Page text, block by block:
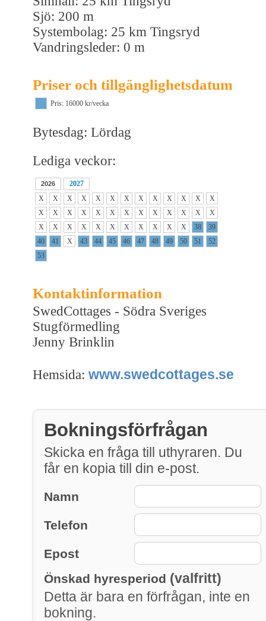
Sjö: 200 m
Systembolag: 25 km Tingsryd
Vandringsleder: 0 m
Priser och tillgänglighetsdatum
Pris: 16000 kr/vecka
Bytesdag: Lördag
Lediga veckor:
2026
2027
X
X X X X X X X X X X X
X
X
X X X X X X X X X X X
X
X
X X X X X X X X X X 38
39
40
41 X 43 44 45 46 47 48 49 50 51
52
53
Kontaktinformation
SwedCottages - Södra Sveriges
Stugförmedling
Jenny Brinklin
Hemsida: www.swedcottages.se
Bokningsförfrågan
Skicka en fråga till uthyraren. Du
får en kopia till din e-post.
Namn
Telefon
Epost
Önskad hyresperiod (valfritt)
Detta är bara en förfrågan, inte en
bokning.